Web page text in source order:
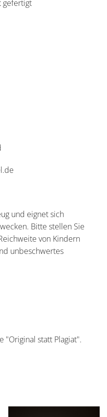
gefertigt
und eignet sich
Bitte stellen Sie
von Kindern
unbeschwertes
"Original statt Plagiat".